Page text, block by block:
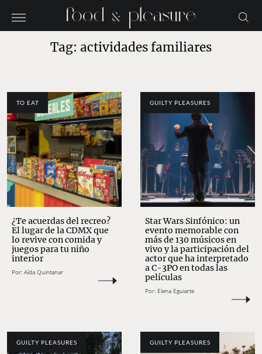
Tag: actividades familiares
TO EAT
¿Te acuerdas del recreo?
El lugar de la CDMX que
lo revive con comida y
juegos para tu niño
interior
Por: Aída Quintanar
GUILTY PLEASURES
Star Wars Sinfónico: un
evento memorable con
más de 130 músicos en
vivo y la participación del
actor que ha interpretado
a C-3PO en todas las
películas
Por: Elena Eguiarte
GUILTY PLEASURES GUILTY PLEASURES